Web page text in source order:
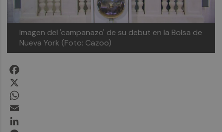
Imagen del 'campanazo' de su debut en la Bolsa de
Nueva York (Foto: Cazoo)